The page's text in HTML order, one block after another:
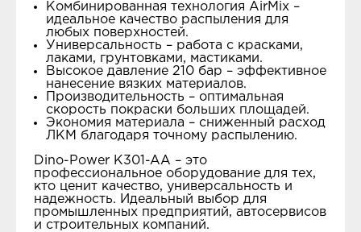
Комбинированная технология AirMix –
идеальное качество распыления для
любых поверхностей.
Универсальность – работа с красками,
лаками, грунтовками, мастиками.
Высокое давление 210 бар – эффективное
нанесение вязких материалов.
Производительность – оптимальная
скорость покраски больших площадей.
Экономия материала – сниженный расход
ЛКМ благодаря точному распылению.
Dino-Power K301-AA – это
профессиональное оборудование для тех,
кто ценит качество, универсальность и
надежность. Идеальный выбор для
промышленных предприятий, автосервисов
и строительных компаний.